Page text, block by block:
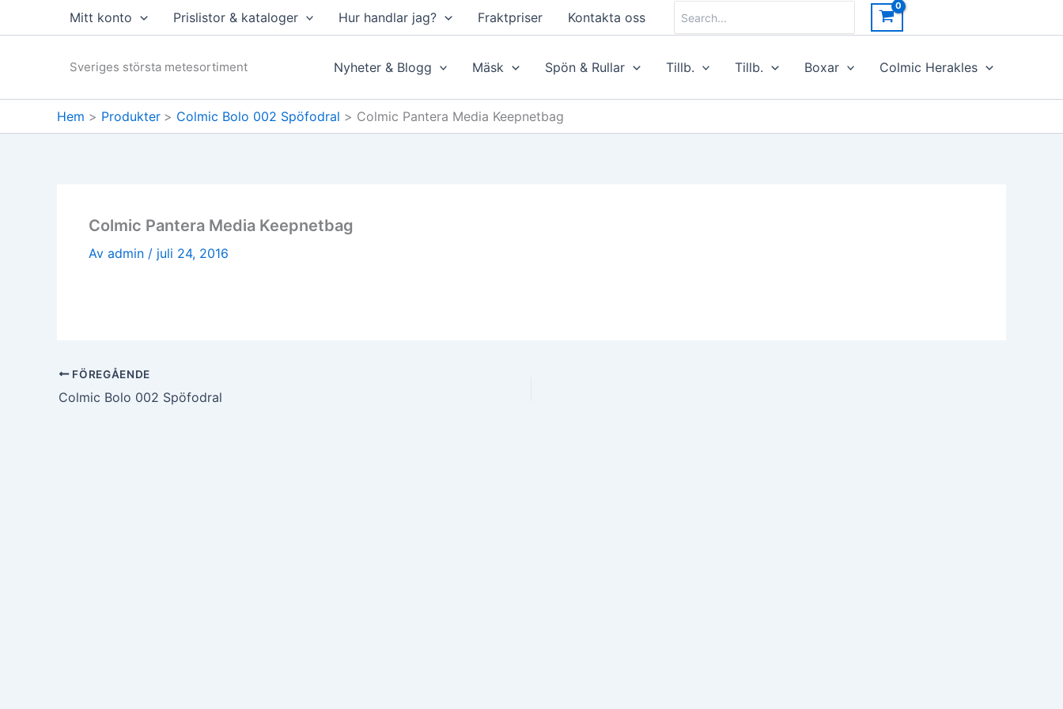
Mitt konto Prislistor & kataloger Hur handlar jag? Fraktpriser Kontakta oss
for:
Sveriges största metesortiment Nyheter & Blogg Mäsk Spön & Rullar Tillb. Tillb. Boxar Colmic Herakles
Hem Produkter Colmic Bolo 002 Spöfodral Colmic Pantera Media Keepnetbag
Colmic Pantera Media Keepnetbag
Av admin / juli 24, 2016
FÖREGÅENDE
Colmic Bolo 002 Spöfodral